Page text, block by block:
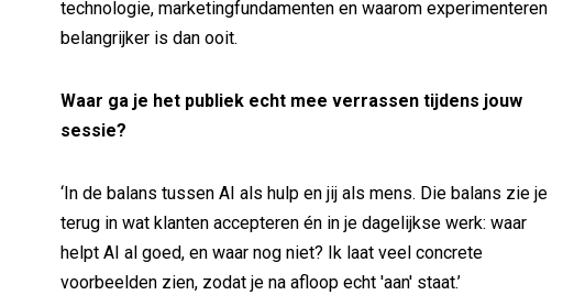
technologie, marketingfundamenten en waarom experimenteren
belangrijker is dan ooit.
Waar ga je het publiek echt mee verrassen tijdens jouw
sessie?
‘In de balans tussen AI als hulp en jij als mens. Die balans zie je
terug in wat klanten accepteren én in je dagelijkse werk: waar
helpt AI al goed, en waar nog niet? Ik laat veel concrete
voorbeelden zien, zodat je na afloop echt 'aan' staat.’